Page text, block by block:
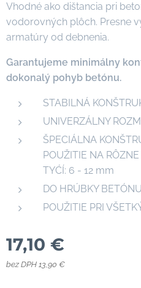
Vhodné ako dištancia pri
vodorovných plôch. Presne
armatúry od debnenia.
Garantujeme minimálny
dokonalý pohyb betónu.
STABILNÁ
UNIVERZÁLNY
ŠPECIÁLNA
POUŽITIE NA
TYĆÍ: 6 - 12 mm
DO HRÚBKY
POUŽITIE PRI
17,10 €
bez DPH 13,90 €